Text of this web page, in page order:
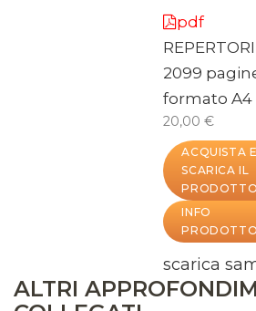
pdf
REPERTORI
2099
formato A4
20,00 €
ACQUISTA E
SCARICA IL
PRODOTTO
INFO
PRODOTTO
scarica
ALTRI